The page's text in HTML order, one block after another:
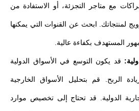
مع متاجر التجزئة، أو الاستفادة من
لمنتجاتك. ابحث عن القنوات التي يمكنها
المستهدف بكفاءة عالية.
قد يكون التوسع في الأسواق الدولية
الربح. قم بتحليل الأسواق الخارجية
الدولية. قد تحتاج إلى تخصيص موارد